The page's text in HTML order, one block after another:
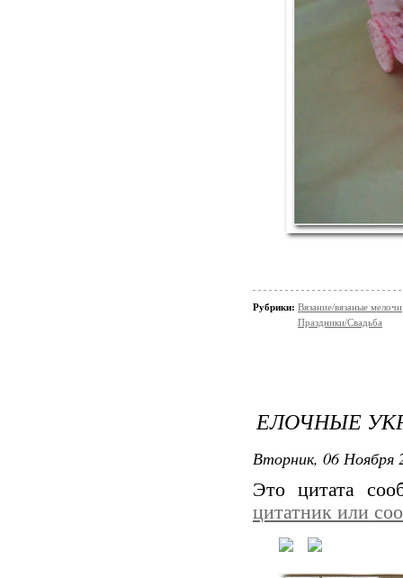
Рубрики: Вязание/вязаные мелочи
Праздники/Свадьба
ЕЛОЧНЫЕ
Вторник, 06 Ноября
Это цитата
цитатник или